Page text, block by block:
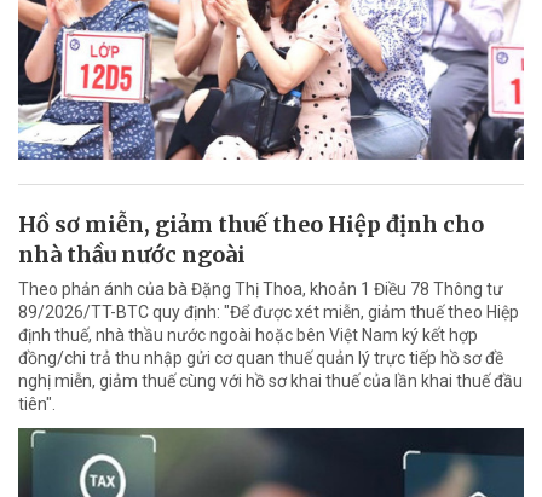
Hồ sơ miễn, giảm thuế theo Hiệp định cho
nhà thầu nước ngoài
Theo phản ánh của bà Đặng Thị Thoa, khoản 1 Điều 78 Thông tư
89/2026/TT-BTC quy định: "Để được xét miễn, giảm thuế theo Hiệp
định thuế, nhà thầu nước ngoài hoặc bên Việt Nam ký kết hợp
đồng/chi trả thu nhập gửi cơ quan thuế quản lý trực tiếp hồ sơ đề
nghị miễn, giảm thuế cùng với hồ sơ khai thuế của lần khai thuế đầu
tiên".